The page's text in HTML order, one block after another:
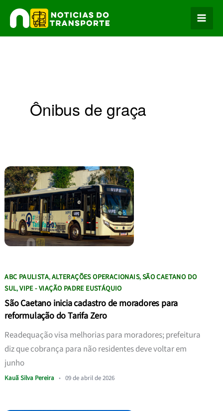
para
o
Ônibus de graça
ABC PAULISTA,ALTERAÇÕES OPERACIONAIS,SÃO CAETANO DO
SUL,VIPE - VIAÇÃO PADRE EUSTÁQUIO
São Caetano inicia cadastro de moradores para
reformulação do Tarifa Zero
Readequação visa melhorias para moradores; prefeitura
diz que cobrança para não residentes deve voltar em
junho
Kauã Silva Pereira • 09 de abril de 2026